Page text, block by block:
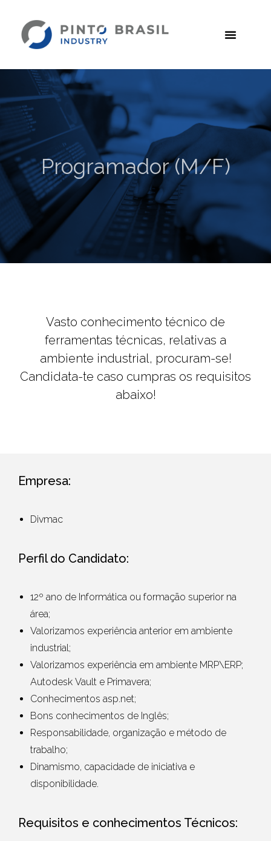
Programador (M/F)
Vasto conhecimento técnico de
ferramentas técnicas, relativas a
ambiente industrial, procuram-se!
Candidata-te caso cumpras os requisitos
abaixo!
Empresa:
Divmac
Perfil do Candidato:
12º ano de Informática ou formação superior na
área;
Valorizamos experiência anterior em ambiente
industrial;
Valorizamos experiência em ambiente MRP\ERP;
Autodesk Vault e Primavera;
Conhecimentos asp.net;
Bons conhecimentos de Inglês;
Responsabilidade, organização e método de
trabalho;
Dinamismo, capacidade de iniciativa e
disponibilidade.
Requisitos e conhecimentos Técnicos: